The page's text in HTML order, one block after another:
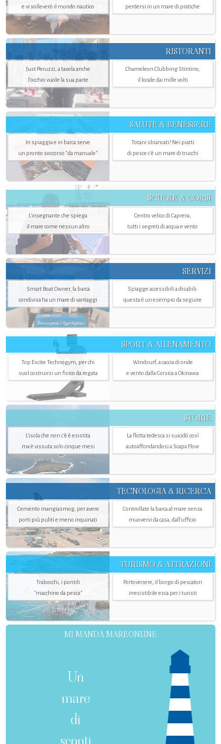
e vi solleverò il mondo nautico perdersi in un mare di pratiche
RISTORANTI
Just Peruzzi, a tavola anche
l’occhio vuole la sua parte
Chameleon Clubbing Stintino,
il locale dai mille volti
SALUTE & BENESSERE
In spiaggia e in barca serve
un pronto soccorso "da manuale"
Totani sbiancati? Nei piatti
di pesce c'è un mare di trucchi
SCUOLE & CORSI
L'insegnante che spiega
il mare come nessun altro
Centro velico di Caprera,
tutti i segreti di acqua e vento
SERVIZI
Smart Boat Owner, la barca
condivisa ha un mare di vantaggi
Spiagge accessibili a disabili:
questa è un esempio da seguire
SPORT & ALLENAMENTO
Top Excite Technogym, per chi
vuol costruirsi un fisico da regata
Windsurf, a caccia di onde
e vento dalla Corsica a Okinawa
STORIE
L’isola che non c'è è esistita
ma è vissuta solo cinque mesi
La flotta tedesca si suicidò così
autoaffondandosi a Scapa Flow
TECNOLOGIA & RICERCA
Cemento mangiasmog, per avere
porti più puliti e meno inquinati
Controllate la barca al mare senza
muovervi da casa, dall’ufficio
TURISMO & ATTRAZIONI
Trabocchi, i pontili
"macchine da pesca"
Portovenere, il borgo di pescatori
irresistibile esca per i turisti
MI MANDA MAREONLINE
Un
mare
di